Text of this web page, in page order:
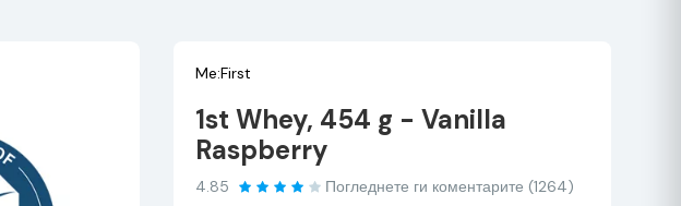
Me:First
1st Whey, 454 g - Vanilla
Raspberry
4.85 Погледнете ги коментарите (1264)